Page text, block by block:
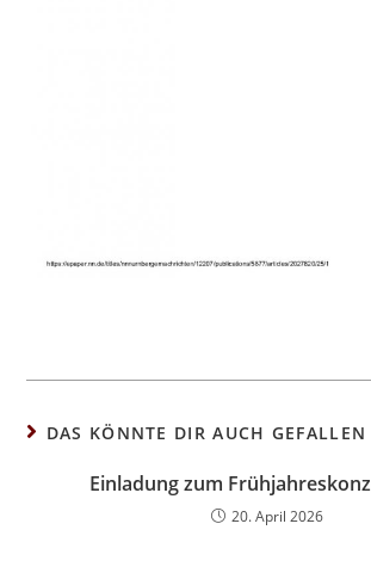
DAS KÖNNTE DIR AUCH GEFALLEN
Einladung zum
20. April 2026